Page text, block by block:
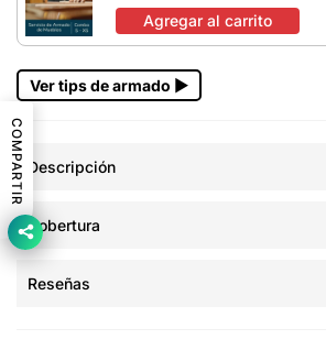
Agregar al carrito
Ver tips de armado ▶
Descripción
Cobertura
Reseñas
COMPARTIR